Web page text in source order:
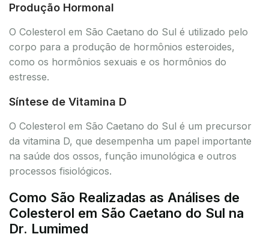
Produção Hormonal
O Colesterol em São Caetano do Sul é utilizado pelo
corpo para a produção de hormônios esteroides,
como os hormônios sexuais e os hormônios do
estresse.
Síntese de Vitamina D
O Colesterol em São Caetano do Sul é um precursor
da vitamina D, que desempenha um papel importante
na saúde dos ossos, função imunológica e outros
processos fisiológicos.
Como São Realizadas as Análises de
Colesterol em São Caetano do Sul na
Dr. Lumimed